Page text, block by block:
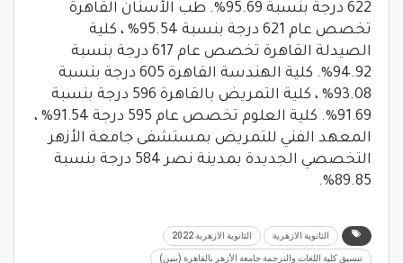
622 درجة بنسبة 95.69%. طب الأسنان القاهرة
تخصص عام 621 درجة بنسبة 95.54% ، كلية
الصيدلة القاهرة تخصص عام 617 درجة بنسبة
94.92%. كلية الهندسة القاهرة 605 درجة بنسبة
93.08% ، كلية التمريض بالقاهرة 596 درجة بنسبة
91.69%. كلية العلوم تخصص عام 595 درجة 91.54% ،
المعهد الفني للتمريض بمستشفى جامعة الأزهر
التخصصي الجديدة بمدينة نصر 584 درجة بنسبة
89.85%.
الثانوية الازهرية الثانوية الازهرية 2022
تنسيق كلية اللغات والترجمة جامعة الأزهر بالقاهرة (بنين)